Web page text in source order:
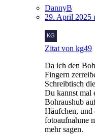
DannyB
29. April 2025
Zitat von kg49
Da ich den
Fingern
Schreibtisch
Du kannst mal
Bohraushub
Häufchen, und
fotoaufnahme
mehr sagen.